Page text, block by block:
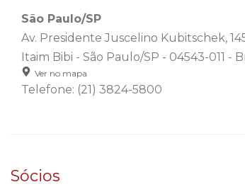
São Paulo/SP
Av. Presidente Juscelino Kubitschek,
Itaim Bibi - São Paulo/SP - 04543-011 -
Ver no mapa
Telefone: (21) 3824-5800
Sócios